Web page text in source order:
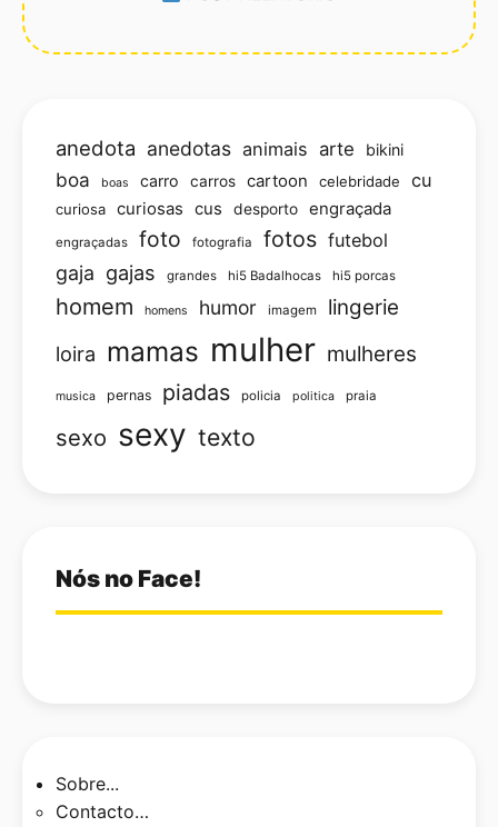
anedota anedotas animais arte bikini
boa boas carro carros cartoon celebridade cu
curiosa curiosas cus desporto engraçada
engraçadas foto fotografia fotos futebol
gaja gajas grandes hi5 Badalhocas hi5 porcas
homem homens humor imagem lingerie
loira mamas mulher mulheres
musica pernas piadas policia politica praia
sexo sexy texto
Nós no Face!
Sobre...
Contacto…